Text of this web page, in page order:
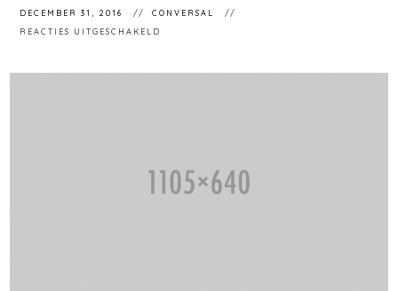
DECEMBER 31, 2016
CONVERSAL
REACTIES UITGESCHAKELD